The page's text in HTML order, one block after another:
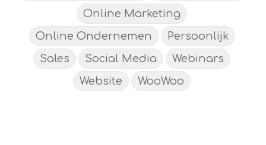
Online Marketing
Online Ondernemen
Persoonlijk
Sales
Social Media
Webinars
Website
WooWoo